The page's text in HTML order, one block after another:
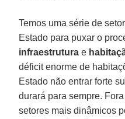
Temos uma série de
Estado para puxar o
infraestrutura e
déficit enorme de
Estado não entrar forte
durará para sempre.
setores mais dinâmicos